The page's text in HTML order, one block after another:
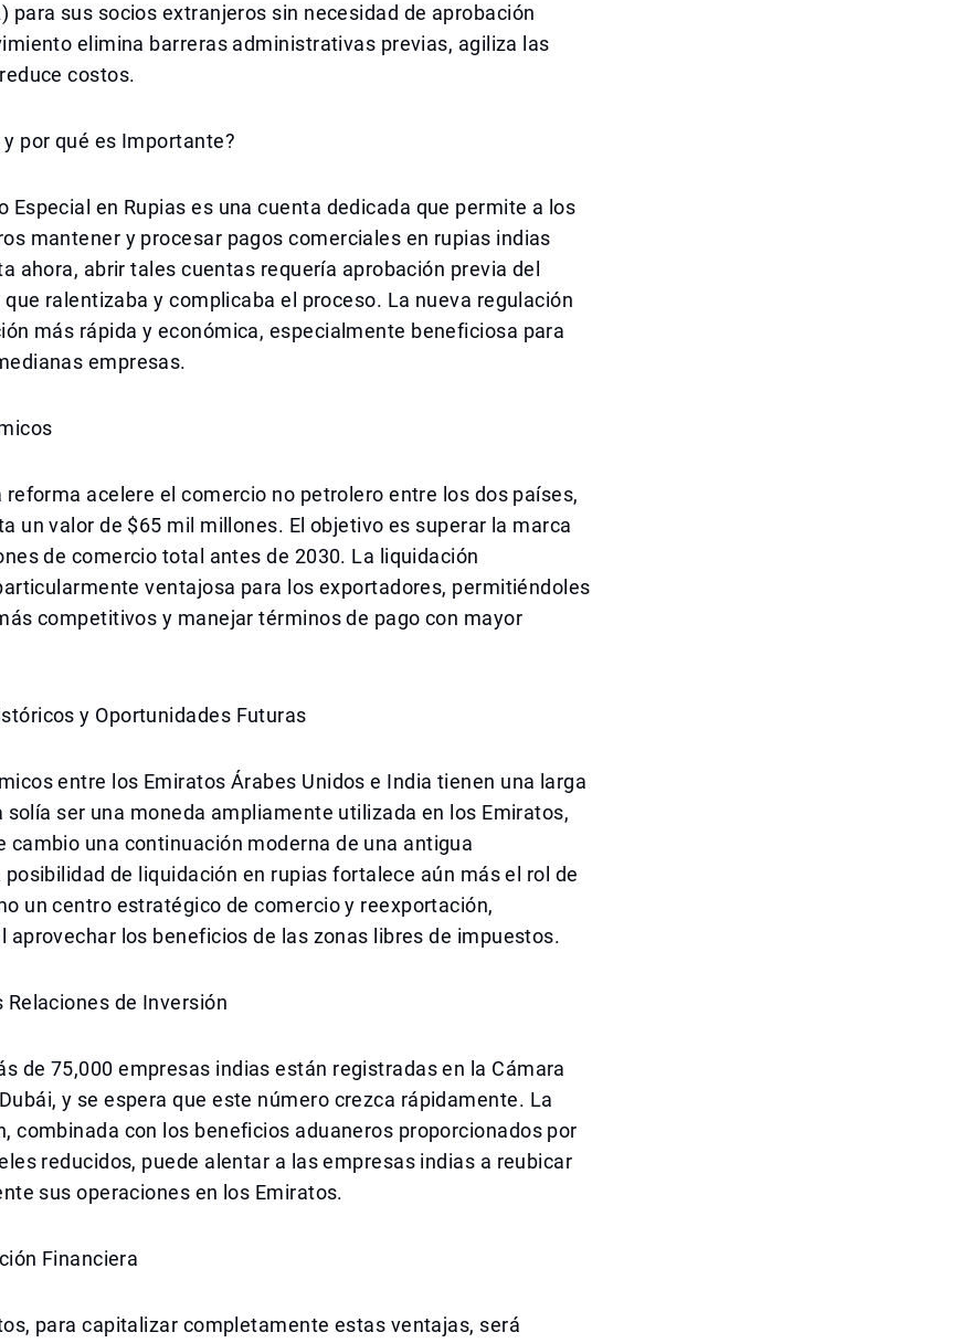
para sus socios extranjeros sin necesidad de aprobación
elimina barreras administrativas previas, agiliza las
costos.
y por qué es Importante?
Especial en Rupias es una cuenta dedicada que permite a los
mantener y procesar pagos comerciales en rupias indias
ahora, abrir tales cuentas requería aprobación previa del
que ralentizaba y complicaba el proceso. La nueva regulación
más rápida y económica, especialmente beneficiosa para
empresas.
reforma acelere el comercio no petrolero entre los dos países,
un valor de $65 mil millones. El objetivo es superar la marca
de comercio total antes de 2030. La liquidación
ventajosa para los exportadores, permitiéndoles
competitivos y manejar términos de pago con mayor
y Oportunidades Futuras
entre los Emiratos Árabes Unidos e India tienen una larga
solía ser una moneda ampliamente utilizada en los Emiratos,
cambio una continuación moderna de una antigua
de liquidación en rupias fortalece aún más el rol de
un centro estratégico de comercio y reexportación,
aprovechar los beneficios de las zonas libres de impuestos.
Relaciones de Inversión
de 75,000 empresas indias están registradas en la Cámara
y se espera que este número crezca rápidamente. La
combinada con los beneficios aduaneros proporcionados por
reducidos, puede alentar a las empresas indias a reubicar
sus operaciones en los Emiratos.
Financiera
para capitalizar completamente estas ventajas, será